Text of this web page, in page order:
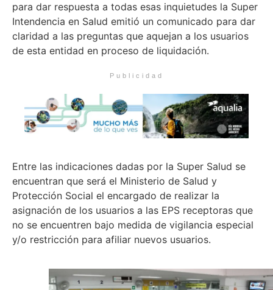
para dar respuesta a todas esas inquietudes la Super
Intendencia en Salud emitió un comunicado para dar
claridad a las preguntas que aquejan a los usuarios
de esta entidad en proceso de liquidación.
Publicidad
Entre las indicaciones dadas por la Super Salud se
encuentran que será el Ministerio de Salud y
Protección Social el encargado de realizar la
asignación de los usuarios a las EPS receptoras que
no se encuentren bajo medida de vigilancia especial
y/o restricción para afiliar nuevos usuarios.